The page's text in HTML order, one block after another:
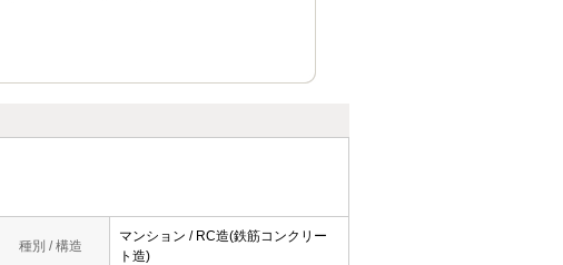
種別 / 構造
マンション / RC造(鉄筋コンクリー
ト造)